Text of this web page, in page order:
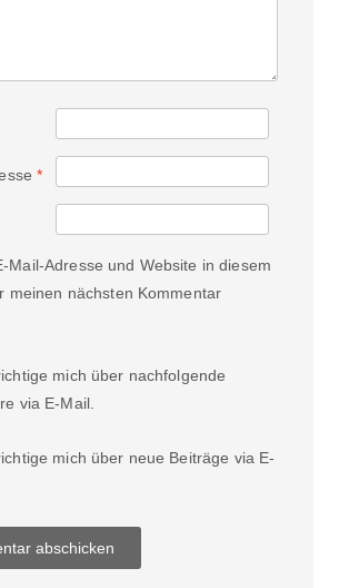
*
Mail-Adresse und Website in diesem
meinen nächsten Kommentar
mich über nachfolgende
via E-Mail.
mich über neue Beiträge via E-